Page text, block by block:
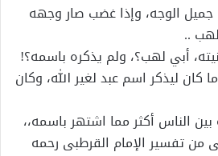
جميل الوجه، وإذا غضب صار وجهه
..
أبي لهب؟، ولم يذكره باسمه؟!
كان ليذكر اسم عبد لغير الله، وكان
بين الناس أكثر مما اشتهر باسمه،،
من تفسير الإمام القرطبى رحمه